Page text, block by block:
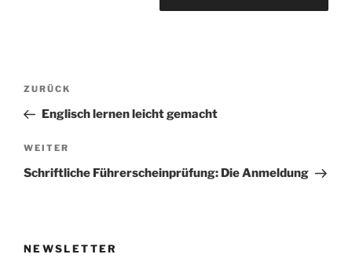
Beitragsnavigation
Vorheriger
Beitrag
ZURÜCK
Englisch lernen leicht gemacht
Nächster
Beitrag
WEITER
Schriftliche Führerscheinprüfung: Die Anmeldung
NEWSLETTER